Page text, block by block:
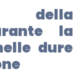
della
la
dure